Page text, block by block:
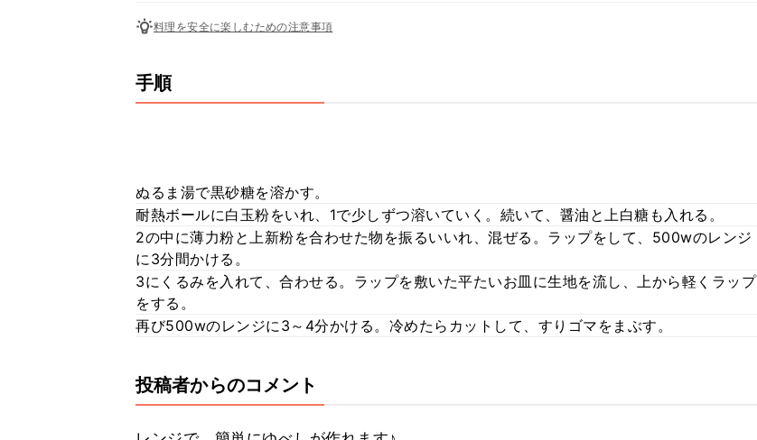
料理を安全に楽しむための注意事項
手順
ぬるま湯で黒砂糖を溶かす。
耐熱ボールに白玉粉をいれ、1で少しずつ溶いていく。続いて、醤油と上白糖も入れる。
2の中に薄力粉と上新粉を合わせた物を振るいいれ、混ぜる。ラップをして、500wのレンジ
に3分間かける。
3にくるみを入れて、合わせる。ラップを敷いた平たいお皿に生地を流し、上から軽くラップ
をする。
再び500wのレンジに3～4分かける。冷めたらカットして、すりゴマをまぶす。
投稿者からのコメント